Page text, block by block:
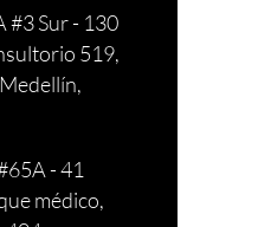
#3 Sur - 130
519,
- 41
médico,